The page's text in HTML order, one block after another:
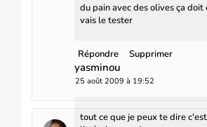
du pain avec des olives ça
vais le tester
Répondre Supprimer
yasminou
25 août 2009 à 19:52
tout ce que je peux te dire